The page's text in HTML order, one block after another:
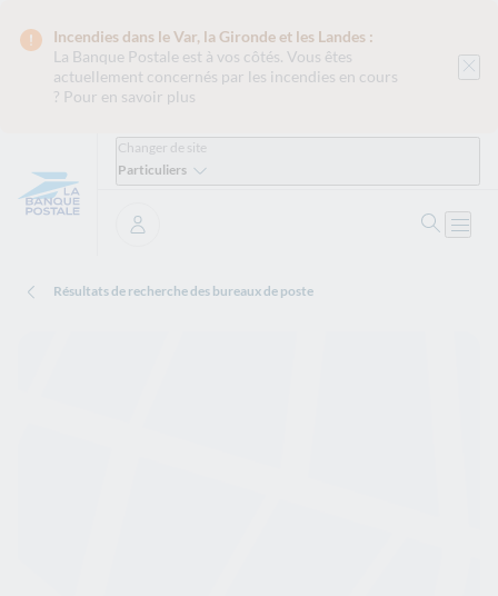
Incendies dans le Var, la Gironde et les Landes :
La Banque Postale est à vos côtés. Vous êtes
actuellement concernés par les incendies en cours
? Pour en savoir plus
Changer de site
Particuliers
Se connecter
Résultats de recherche des bureaux de poste